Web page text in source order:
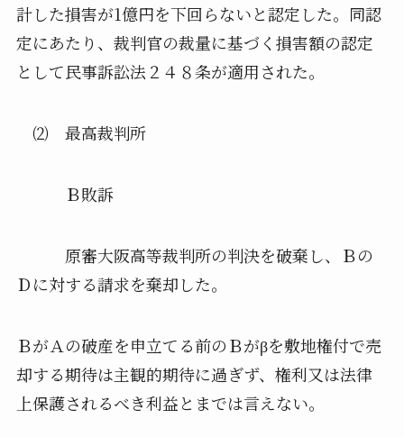
計した損害が1億円を下回らないと認定した。同認
定にあたり、裁判官の裁量に基づく損害額の認定
として民事訴訟法２４８条が適用された。
⑵ 最高裁判所
Ｂ敗訴
原審大阪高等裁判所の判決を破棄し、Ｂの
Ｄに対する請求を棄却した。
ＢがＡの破産を申立てる前のＢがβを敷地権付で売
却する期待は主観的期待に過ぎず、権利又は法律
上保護されるべき利益とまでは言えない。